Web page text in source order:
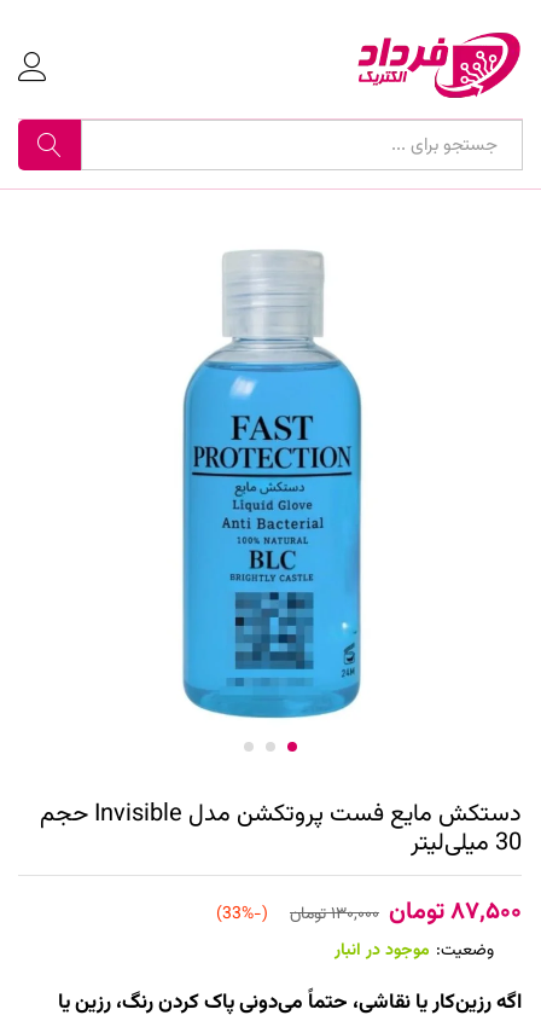
جستجو
دستکش مایع فست پروتکشن مدل Invisible حجم
30 میلی‌لیتر
۸۷,۵۰۰تومان ۱۳۰,۰۰۰تومان
(-33%)
وضعیت: موجود در انبار
اگه رزین‌کار یا نقاشی، حتماً می‌دونی پاک کردن رنگ، رزین یا